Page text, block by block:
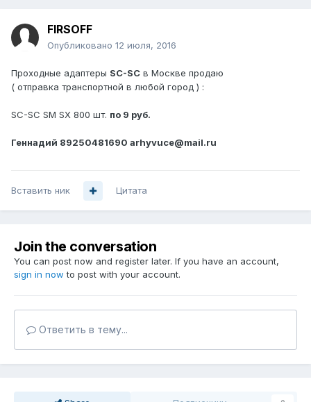
FIRSOFF
Опубликовано 12 июля, 2016
Проходные адаптеры SC-SC в Москве продаю
( отправка транспортной в любой город ) :
SC-SC SM SX 800 шт. по 9 руб.
Геннадий 89250481690 arhyvuce@mail.ru
Вставить ник Цитата
Join the conversation
You can post now and register later. If you have an account,
sign in now to post with your account.
Ответить в тему...